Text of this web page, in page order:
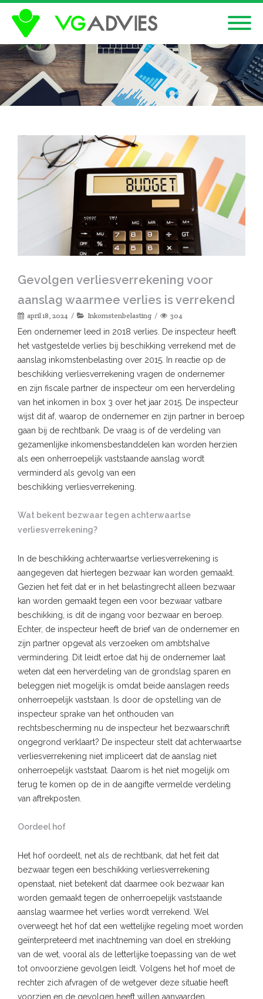
Gevolgen verliesverrekening voor
aanslag waarmee verlies is verrekend
april 18, 2024 Inkomstenbelasting 304
Een ondernemer leed in 2018 verlies. De inspecteur heeft
het vastgestelde verlies bij beschikking verrekend met de
aanslag inkomstenbelasting over 2015. In reactie op de
beschikking verliesverrekening vragen de ondernemer
en zijn fiscale partner de inspecteur om een herverdeling
van het inkomen in box 3 over het jaar 2015. De inspecteur
wijst dit af, waarop de ondernemer en zijn partner in beroep
gaan bij de rechtbank. De vraag is of de verdeling van
gezamenlijke inkomensbestanddelen kan worden herzien
als een onherroepelijk vaststaande aanslag wordt
verminderd als gevolg van een
beschikking verliesverrekening.
Wat bekent bezwaar tegen achterwaartse
verliesverrekening?
In de beschikking achterwaartse verliesverrekening is
aangegeven dat hiertegen bezwaar kan worden gemaakt.
Gezien het feit dat er in het belastingrecht alleen bezwaar
kan worden gemaakt tegen een voor bezwaar vatbare
beschikking, is dit de ingang voor bezwaar en beroep.
Echter, de inspecteur heeft de brief van de ondernemer en
zijn partner opgevat als verzoeken om ambtshalve
vermindering. Dit leidt ertoe dat hij de ondernemer laat
weten dat een herverdeling van de grondslag sparen en
beleggen niet mogelijk is omdat beide aanslagen reeds
onherroepelijk vaststaan. Is door de opstelling van de
inspecteur sprake van het onthouden van
rechtsbescherming nu de inspecteur het bezwaarschrift
ongegrond verklaart? De inspecteur stelt dat achterwaartse
verliesverrekening niet impliceert dat de aanslag niet
onherroepelijk vaststaat. Daarom is het niet mogelijk om
terug te komen op de in de aangifte vermelde verdeling
van aftrekposten.
Oordeel hof
Het hof oordeelt, net als de rechtbank, dat het feit dat
bezwaar tegen een beschikking verliesverrekening
openstaat, niet betekent dat daarmee ook bezwaar kan
worden gemaakt tegen de onherroepelijk vaststaande
aanslag waarmee het verlies wordt verrekend. Wel
overweegt het hof dat een wettelijke regeling moet worden
geïnterpreteerd met inachtneming van doel en strekking
van de wet, vooral als de letterlijke toepassing van de wet
tot onvoorziene gevolgen leidt. Volgens het hof moet de
rechter zich afvragen of de wetgever deze situatie heeft
voorzien en de gevolgen heeft willen aanvaarden.